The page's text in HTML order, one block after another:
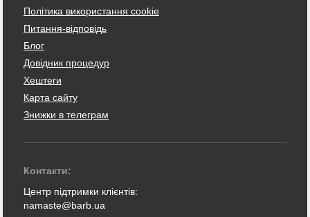
Політика використання cookie
Питання-відповідь
Блог
Довідник процедур
Хештеги
Карта сайту
Знижки в телеграм
Контакти:
Центр підтримки клієнтів:
namaste@barb.ua